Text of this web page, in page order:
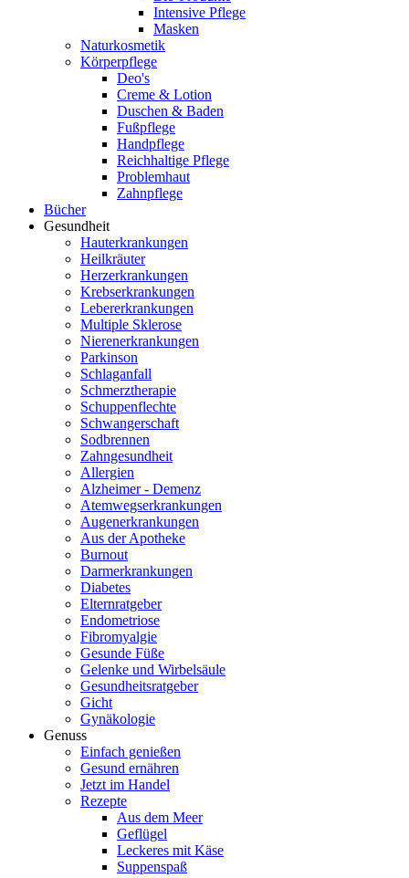
Intensive Pflege
Masken
Naturkosmetik
Körperpflege
Deo's
Creme & Lotion
Duschen & Baden
Fußpflege
Handpflege
Reichhaltige Pflege
Problemhaut
Zahnpflege
Bücher
Gesundheit
Hauterkrankungen
Heilkräuter
Herzerkrankungen
Krebserkrankungen
Lebererkrankungen
Multiple Sklerose
Nierenerkrankungen
Parkinson
Schlaganfall
Schmerztherapie
Schuppenflechte
Schwangerschaft
Sodbrennen
Zahngesundheit
Allergien
Alzheimer - Demenz
Atemwegserkrankungen
Augenerkrankungen
Aus der Apotheke
Burnout
Darmerkrankungen
Diabetes
Elternratgeber
Endometriose
Fibromyalgie
Gesunde Füße
Gelenke und Wirbelsäule
Gesundheitsratgeber
Gicht
Gynäkologie
Genuss
Einfach genießen
Gesund ernähren
Jetzt im Handel
Rezepte
Aus dem Meer
Geflügel
Leckeres mit Käse
Suppenspaß